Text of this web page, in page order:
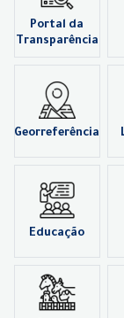
Portal da
Transparência
Georreferência
Educação